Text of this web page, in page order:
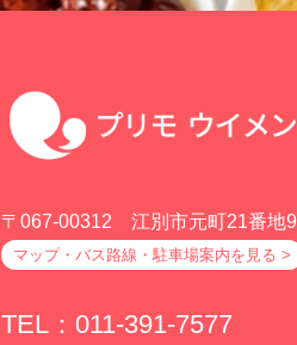
〒067-00312 江別市元町21番地9
マップ・バス路線・駐車場案内を見る >
TEL：011-391-7577